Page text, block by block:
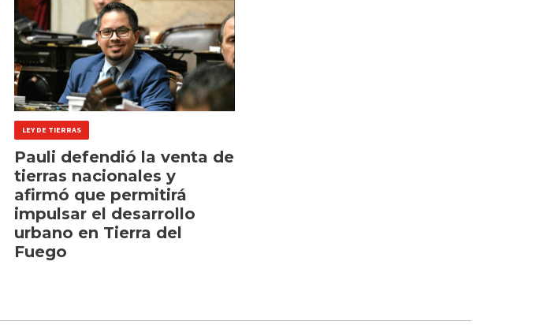
LEY DE TIERRAS
Pauli defendió la venta de
tierras nacionales y
afirmó que permitirá
impulsar el desarrollo
urbano en Tierra del
Fuego